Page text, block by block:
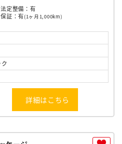
法定整備：有
保証：有(1ヶ月1,000km)
詳細はこちら